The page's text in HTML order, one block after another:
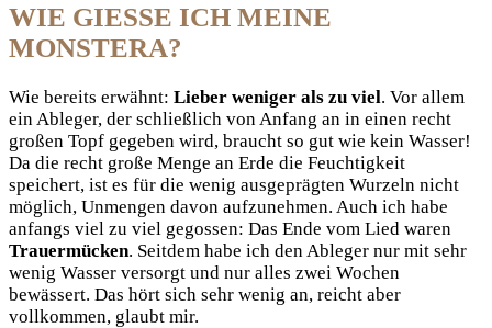
WIE GIESSE ICH MEINE M
ONSTERA?
Wie bereits erwähnt: Lieber weniger als zu viel. Vor allem
ein Ableger, der schließlich von Anfang an in einen recht
großen Topf gegeben wird, braucht so gut wie kein Wasser!
Da die recht große Menge an Erde die Feuchtigkeit
speichert, ist es für die wenig ausgeprägten Wurzeln nicht
möglich, Unmengen davon aufzunehmen. Auch ich habe
anfangs viel zu viel gegossen: Das Ende vom Lied waren
Trauermücken. Seitdem habe ich den Ableger nur mit sehr
wenig Wasser versorgt und nur alles zwei Wochen
bewässert. Das hört sich sehr wenig an, reicht aber
vollkommen, glaubt mir.